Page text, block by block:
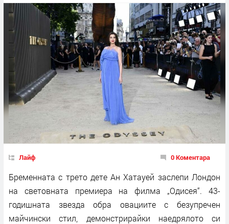
Лайф 0 Коментара
Бременната с трето дете Ан Хатауей заслепи Лондон
на световната премиера на филма „Одисея“. 43-
годишната звезда обра овациите с безупречен
майчински стил, демонстрирайки наедрялото си